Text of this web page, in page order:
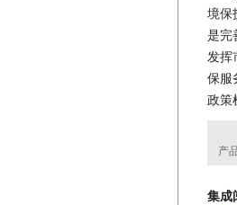
境保
是完
发挥
保服
政策
凡
产
集成